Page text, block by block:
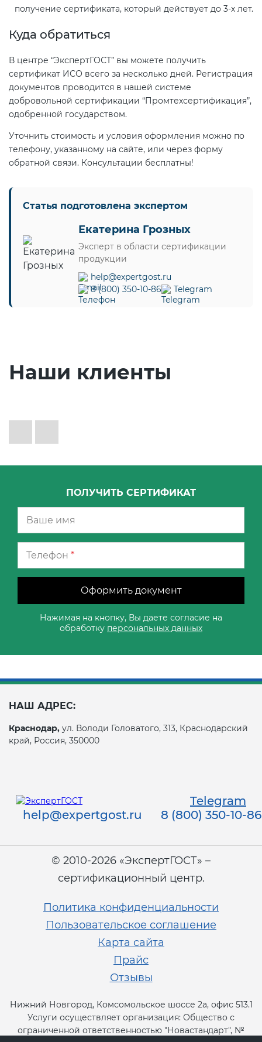
получение сертификата, который действует до 3-х лет.
Куда обратиться
В центре “ЭкспертГОСТ” вы можете получить
сертификат ИСО всего за несколько дней. Регистрация
документов проводится в нашей системе
добровольной сертификации “Промтехсертификация”,
одобренной государством.
Уточнить стоимость и условия оформления можно по
телефону, указанному на сайте, или через форму
обратной связи. Консультации бесплатны!
Статья подготовлена экспертом
Екатерина Грозных
Эксперт в области сертификации
продукции
help@expertgost.ru
8 (800) 350-10-86
Telegram
Наши клиенты
ПОЛУЧИТЬ СЕРТИФИКАТ
Телефон *
Оформить документ
Нажимая на кнопку, Вы даете согласие на
обработку персональных данных
НАШ АДРЕС:
Краснодар, ул. Володи Головатого, 313, Краснодарский
край, Россия, 350000
Telegram
help@expertgost.ru
8 (800) 350-10-86
© 2010-2026 «ЭкспертГОСТ» –
сертификационный центр.
Политика конфиденциальности
Пользовательское соглашение
Карта сайта
Прайс
Отзывы
Нижний Новгород, Комсомольское шоссе 2а, офис 513.1
Услуги осуществляет организация: Общество с
ограниченной ответственностью "Новастандарт", №